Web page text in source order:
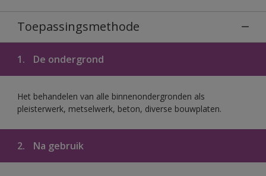
Toepassingsmethode
1. De ondergrond
Het behandelen van alle binnenondergronden als
pleisterwerk, metselwerk, beton, diverse bouwplaten.
2. Na gebruik